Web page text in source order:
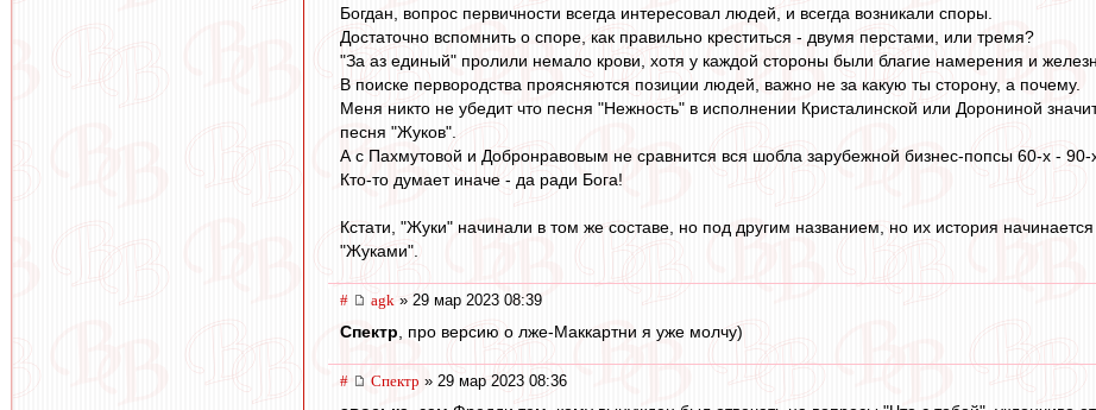
Богдан, вопрос первичности всегда интересовал людей, и всегда возникали споры.
Достаточно вспомнить о споре, как правильно креститься - двумя перстами, или тремя?
"За аз единый" пролили немало крови, хотя у каждой стороны были благие намерения и
В поиске первородства проясняются позиции людей, важно не за какую ты сторону, а почему.
Меня никто не убедит что песня "Нежность" в исполнении Кристалинской или Дорониной
песня "Жуков".
А с Пахмутовой и Добронравовым не сравнится вся шобла зарубежной бизнес-попсы 60-х - 90-
Кто-то думает иначе - да ради Бога!
Кстати, "Жуки" начинали в том же составе, но под другим названием, но их история
"Жуками".
# agk » 29 мар 2023 08:39
Спектр , про версию о лже-Маккартни я уже молчу)
# Спектр » 29 мар 2023 08:36